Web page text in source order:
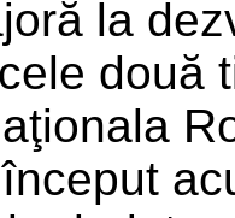
la
două